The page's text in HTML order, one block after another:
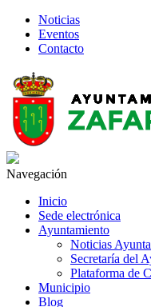
Noticias
Eventos
Contacto
Navegación
Inicio
Sede electrónica
Ayuntamiento
Noticias
Secretaría del
Plataforma de
Municipio
Blog